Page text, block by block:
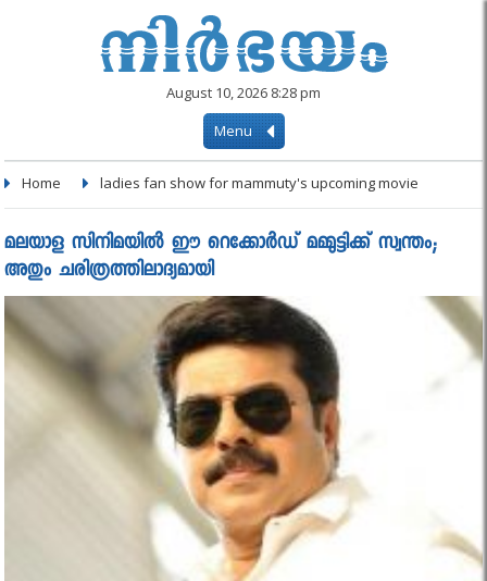
August 10, 2026 8:28 pm
Menu
Home ladies fan show for mammuty's upcoming movie
മലയാള സിനിമയിൽ ഈ റെക്കോർഡ് മമ്മുട്ടിക്ക് സ്വന്തം;
അതും ചരിത്രത്തിലാദ്യമായി